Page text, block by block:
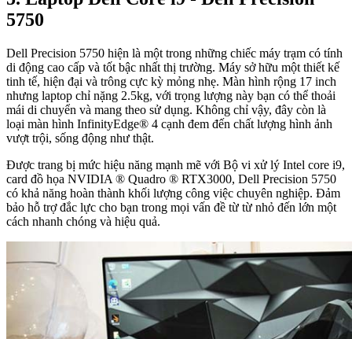
5750
Dell Precision 5750 hiện là một trong những chiếc máy trạm có tính
di động cao cấp và tốt bậc nhất thị trường. Máy sở hữu một thiết kế
tinh tế, hiện đại và trông cực kỳ mỏng nhẹ. Màn hình rộng 17 inch
nhưng laptop chỉ nặng 2.5kg, với trọng lượng này bạn có thể thoải
mái di chuyển và mang theo sử dụng. Không chỉ vậy, đây còn là
loại màn hình InfinityEdge® 4 cạnh đem đến chất lượng hình ảnh
vượt trội, sống động như thật.
Được trang bị mức hiệu năng mạnh mẽ với Bộ vi xử lý Intel core i9,
card đồ họa NVIDIA ® Quadro ® RTX3000, Dell Precision 5750
có khả năng hoàn thành khối lượng công việc chuyên nghiệp. Đảm
bảo hỗ trợ đắc lực cho bạn trong mọi vấn đề từ từ nhỏ đến lớn một
cách nhanh chóng và hiệu quả.